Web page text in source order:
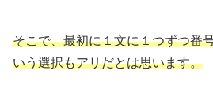
そこで、最初に１文に１つずつ番
いう選択もアリだとは思います。